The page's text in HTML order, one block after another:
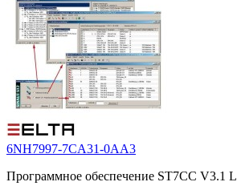
6NH7997-7CA31-0AA3
Программное обеспечение ST7CC V3.1 L